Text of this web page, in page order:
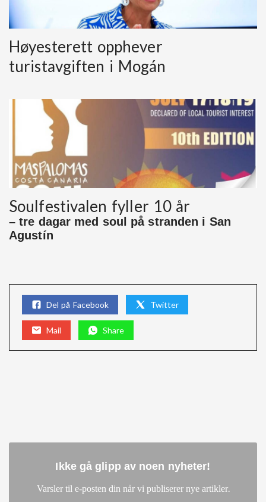
Høyesterett opphever
turistavgiften i Mogán
Soulfestivalen fyller 10 år
– tre dagar med soul på stranden i San
Agustín
Del på Facebook Twitter
Mail Share
Ikke gå glipp av noen nyheter!
Varsler til e-posten din når vi publiserer nye artikler.